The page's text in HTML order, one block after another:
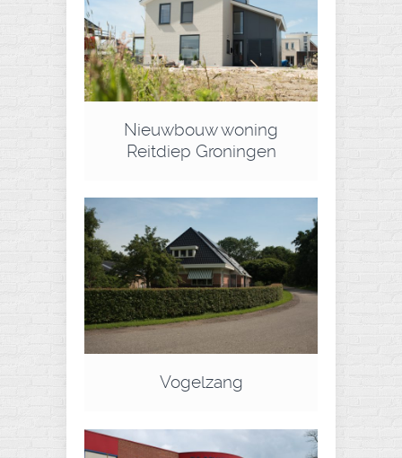
Nieuwbouw woning
Reitdiep Groningen
Vogelzang